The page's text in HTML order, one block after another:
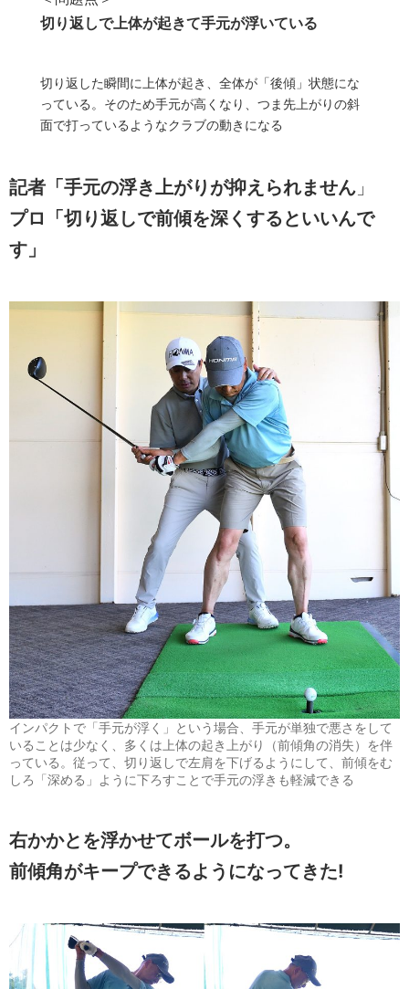
切り返しで上体が起きて手元が浮いている
切り返した瞬間に上体が起き、全体が「後傾」状態にな
っている。そのため手元が高くなり、つま先上がりの斜
面で打っているようなクラブの動きになる
記者「手元の浮き上がりが抑えられません 」
プロ「切り返しで前傾を深くするといいんで
す 」
インパクトで「手元が浮く」という場合、手元が単独で悪さをして
いることは少なく、多くは上体の起き上がり（前傾角の消失）を伴
っている。従って、切り返しで左肩を下げるようにして、前傾をむ
しろ「深める」ように下ろすことで手元の浮きも軽減できる
右かかとを浮かせてボールを打つ。
前傾角がキープできるようになってきた!